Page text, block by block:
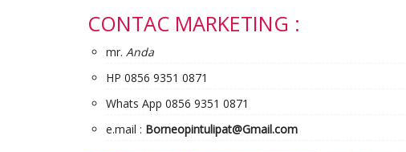
CONTAC MARKETING :
mr. Anda
HP 0856 9351 0871
Whats App 0856 9351 0871
e.mail : Borneopintulipat@Gmail.com